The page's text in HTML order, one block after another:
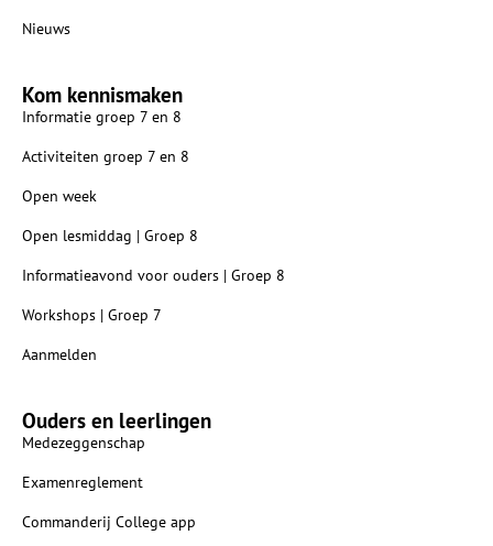
Nieuws
Kom kennismaken
Informatie groep 7 en 8
Activiteiten groep 7 en 8
Open week
Open lesmiddag | Groep 8
Informatieavond voor ouders | Groep 8
Workshops | Groep 7
Aanmelden
Ouders en leerlingen
Medezeggenschap
Examenreglement
Commanderij College app